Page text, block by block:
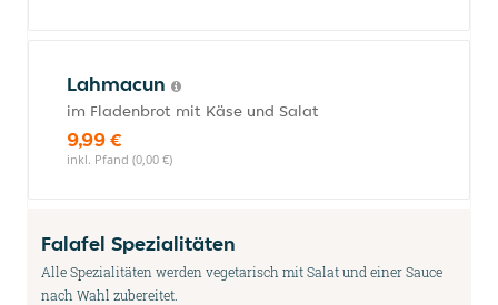
Lahmacun
im Fladenbrot mit Käse und Salat
9,99 €
inkl. Pfand (0,00 €)
Falafel Spezialitäten
Alle Spezialitäten werden vegetarisch mit Salat und einer Sauce
nach Wahl zubereitet.